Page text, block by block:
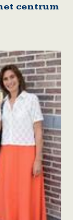
centrum